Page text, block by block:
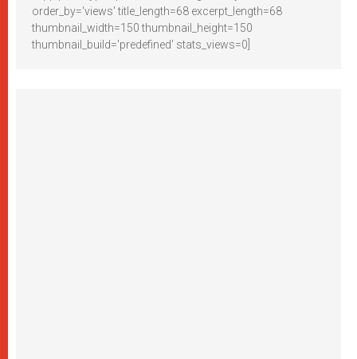
order_by='views' title_length=68 excerpt_length=68
thumbnail_width=150 thumbnail_height=150
thumbnail_build='predefined' stats_views=0]